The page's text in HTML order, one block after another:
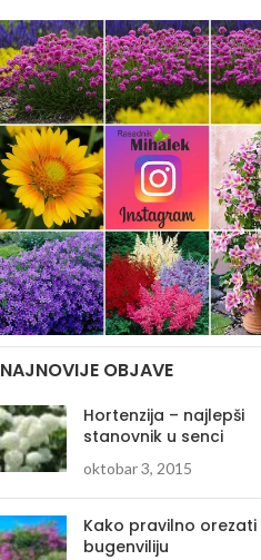
NAJNOVIJE OBJAVE
Hortenzija – najlepši
stanovnik u senci
oktobar 3, 2015
Kako pravilno orezati
bugenviliju